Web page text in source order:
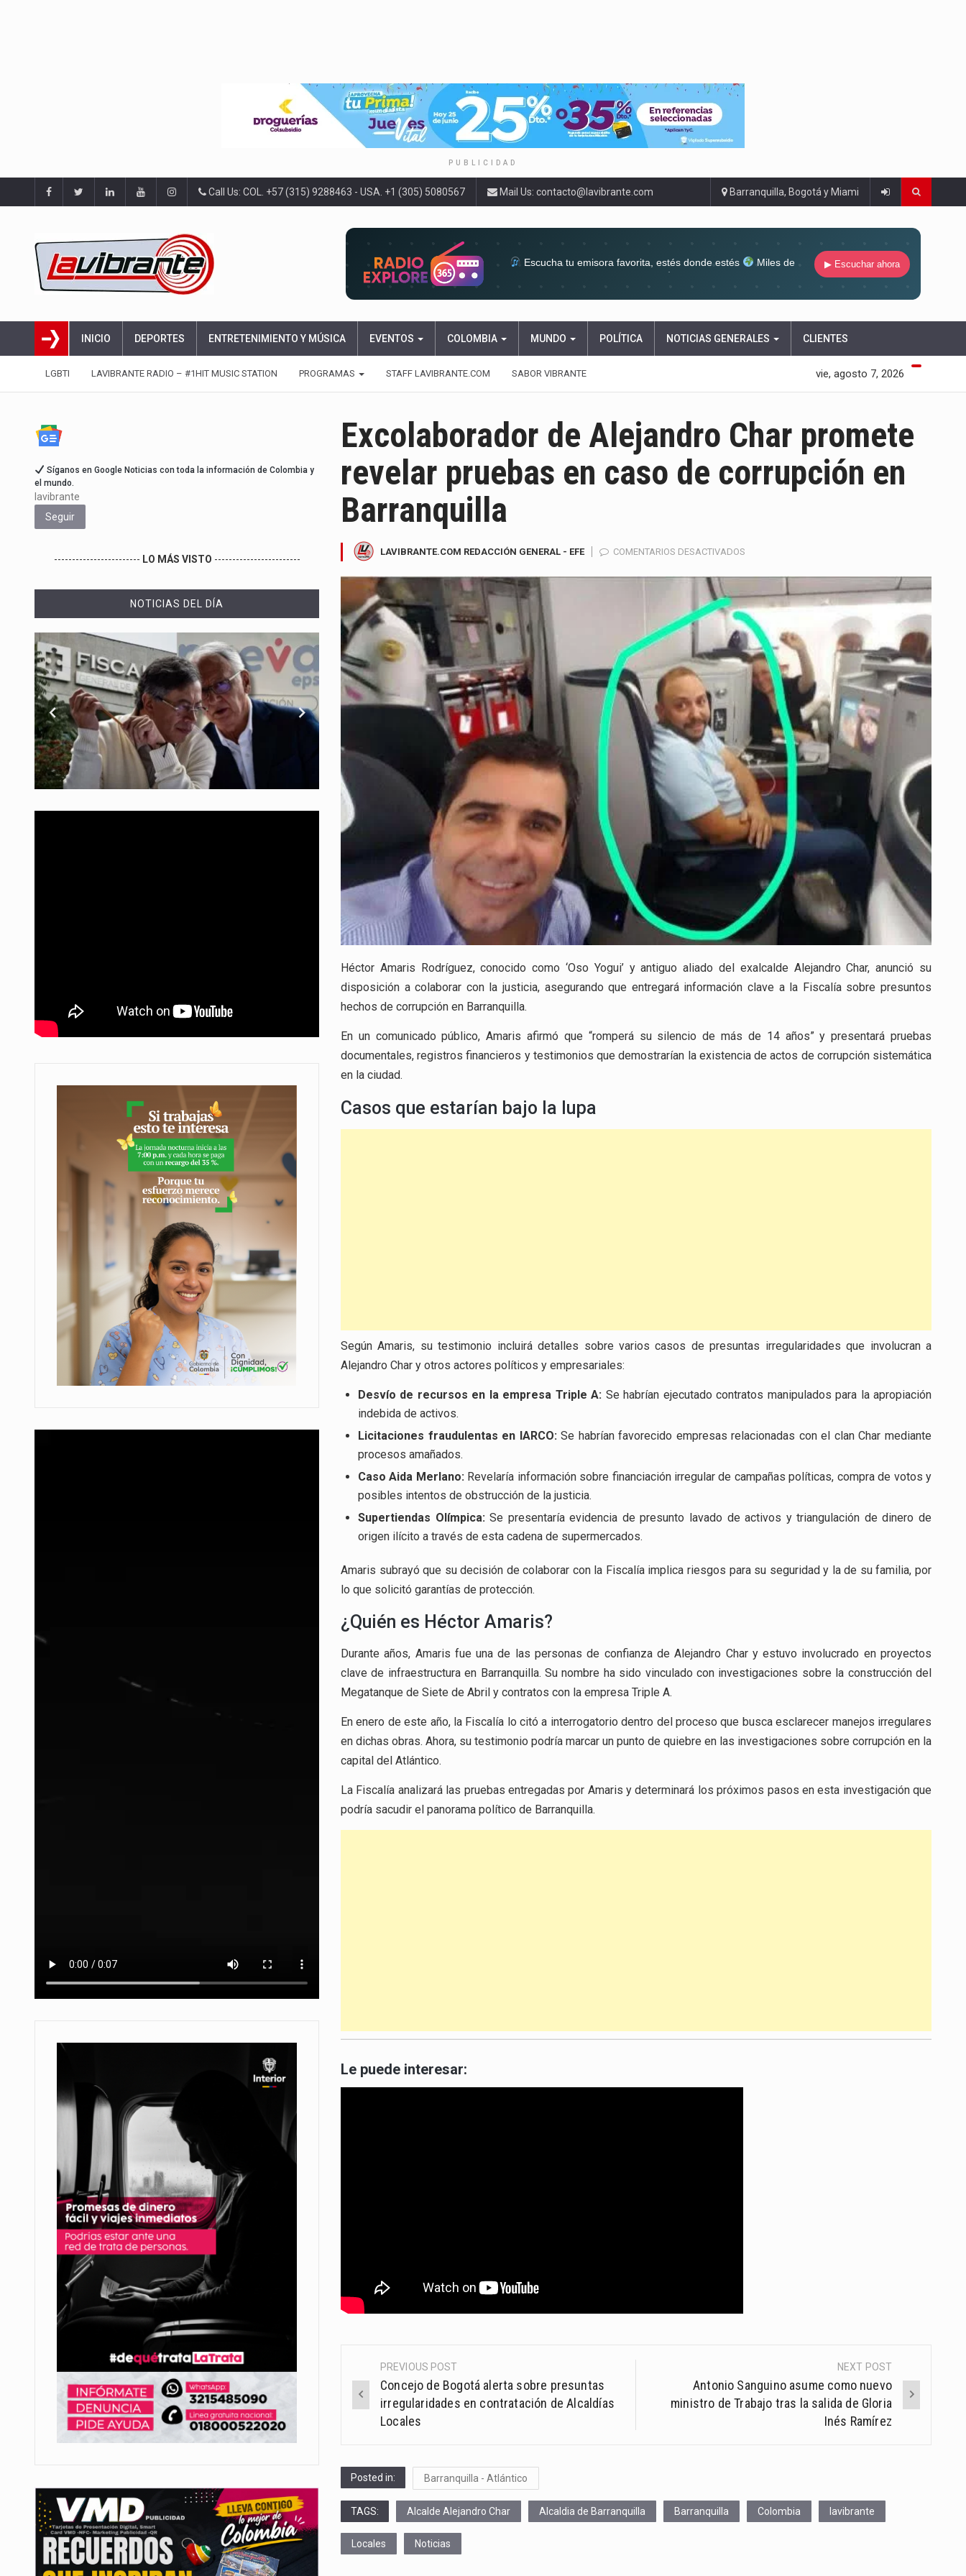
PUBLICIDAD
Call Us: COL. +57 (315) 9288463 - USA. +1 (305) 5080567 Mail Us: contacto@lavibrante.com Barranquilla, Bogotá y Miami
Escucha tu emisora favorita, estés donde estés
Miles de
▶ Escuchar ahora
INICIO DEPORTES ENTRETENIMIENTO Y MÚSICA EVENTOS COLOMBIA MUNDO POLÍTICA NOTICIAS GENERALES CLIENTES
LGBTI LAVIBRANTE RADIO – #1HIT MUSIC STATION PROGRAMAS STAFF LAVIBRANTE.COM SABOR VIBRANTE vie, agosto 7, 2026
Excolaborador de Alejandro Char promete
revelar pruebas en caso de corrupción en
Barranquilla
LAVIBRANTE.COM REDACCIÓN GENERAL - EFE COMENTARIOS DESACTIVADOS
DE
ALEJANDRO
CHAR
PROMETE
REVELAR
PRUEBAS
EN
CASO
CORRUPCIÓN
BARRANQUILLA
Héctor Amaris Rodríguez, conocido como ‘Oso Yogui’ y antiguo aliado del exalcalde Alejandro Char, anunció su
disposición a colaborar con la justicia, asegurando que entregará información clave a la Fiscalía sobre presuntos
hechos de corrupción en Barranquilla.
En un comunicado público, Amaris afirmó que “romperá su silencio de más de 14 años” y presentará pruebas
documentales, registros financieros y testimonios que demostrarían la existencia de actos de corrupción sistemática
en la ciudad.
Casos que estarían bajo la lupa
Según Amaris, su testimonio incluirá detalles sobre varios casos de presuntas irregularidades que involucran a
Alejandro Char y otros actores políticos y empresariales:
Desvío de recursos en la empresa Triple A: Se habrían ejecutado contratos manipulados para la apropiación
indebida de activos.
Licitaciones fraudulentas en IARCO: Se habrían favorecido empresas relacionadas con el clan Char mediante
procesos amañados.
Caso Aida Merlano: Revelaría información sobre financiación irregular de campañas políticas, compra de votos y
posibles intentos de obstrucción de la justicia.
Supertiendas Olímpica: Se presentaría evidencia de presunto lavado de activos y triangulación de dinero de
origen ilícito a través de esta cadena de supermercados.
Amaris subrayó que su decisión de colaborar con la Fiscalía implica riesgos para su seguridad y la de su familia, por
lo que solicitó garantías de protección.
¿Quién es Héctor Amaris?
Durante años, Amaris fue una de las personas de confianza de Alejandro Char y estuvo involucrado en proyectos
clave de infraestructura en Barranquilla. Su nombre ha sido vinculado con investigaciones sobre la construcción del
Megatanque de Siete de Abril y contratos con la empresa Triple A.
En enero de este año, la Fiscalía lo citó a interrogatorio dentro del proceso que busca esclarecer manejos irregulares
en dichas obras. Ahora, su testimonio podría marcar un punto de quiebre en las investigaciones sobre corrupción en la
capital del Atlántico.
La Fiscalía analizará las pruebas entregadas por Amaris y determinará los próximos pasos en esta investigación que
podría sacudir el panorama político de Barranquilla.
Le puede interesar:
Post
navigation
PREVIOUS POST
Concejo de Bogotá alerta sobre presuntas
irregularidades en contratación de Alcaldías
Locales
NEXT POST
Antonio Sanguino asume como nuevo
ministro de Trabajo tras la salida de Gloria
Inés Ramírez
Posted in: Barranquilla - Atlántico
TAGS: Alcalde Alejandro Char Alcaldia de Barranquilla Barranquilla Colombia lavibrante
Locales Noticias
Síganos en Google Noticias con toda la información de Colombia y
el mundo.
lavibrante
Seguir
------------------------ LO MÁS VISTO ------------------------
NOTICIAS DEL DÍA